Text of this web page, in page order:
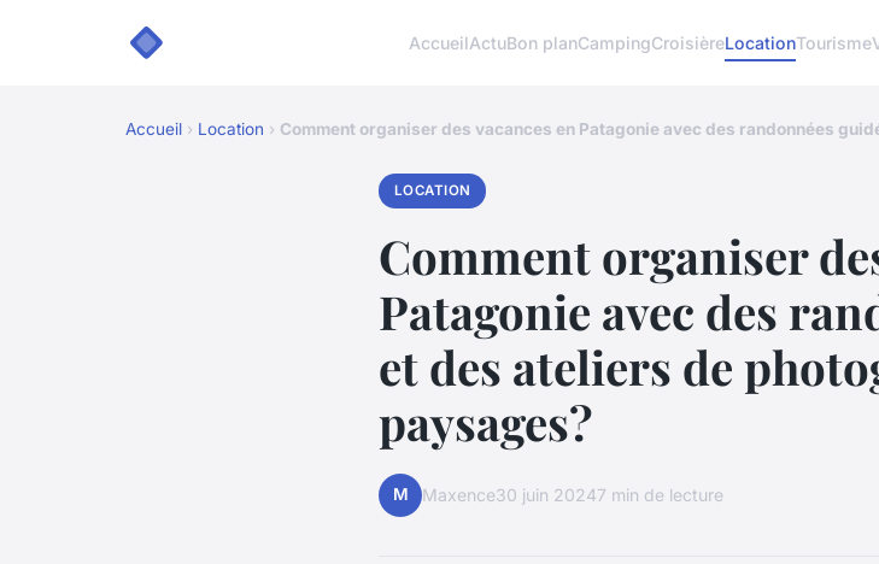
AccueilActuBon planCampingCroisièreLocationTourisme
Accueil › Location › Comment organiser des vacances en Patagonie avec des randonnées
LOCATION
Comment organiser
Patagonie avec des
et des ateliers de
paysages?
M Maxence30 juin 20247 min de lecture